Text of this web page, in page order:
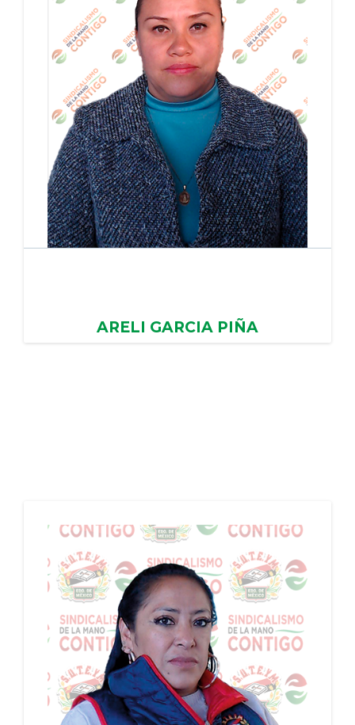
PERIODO: 10/04/2024 - 11/04/2028
ARELI GARCIA PIÑA